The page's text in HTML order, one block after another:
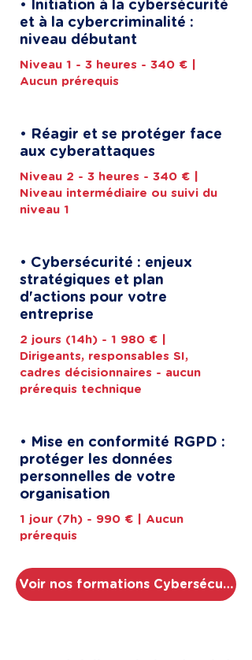
• Initiation à la cybersécurité
et à la cybercriminalité :
niveau débutant
Niveau 1 - 3 heures - 340 € |
Aucun prérequis
• Réagir et se protéger face
aux cyberattaques
Niveau 2 - 3 heures - 340 € |
Niveau intermédiaire ou suivi du
niveau 1
• Cybersécurité : enjeux
stratégiques et plan
d'actions pour votre
entreprise
2 jours (14h) - 1 980 € |
Dirigeants, responsables SI,
cadres décisionnaires - aucun
prérequis technique
• Mise en conformité RGPD :
protéger les données
personnelles de votre
organisation
1 jour (7h) - 990 € | Aucun
prérequis
Voir nos formations Cybersécurité